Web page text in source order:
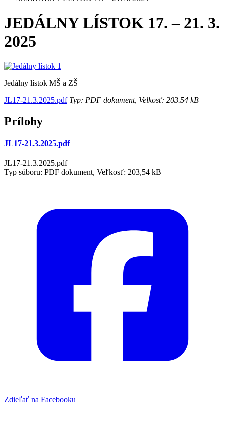
JEDÁLNY LÍSTOK 17. – 21. 3.
2025
Jedálny lístok MŠ a ZŠ
JL17-21.3.2025.pdfTyp: PDF dokument, Velkosť: 203.54 kB
Prílohy
JL17-21.3.2025.pdf
JL17-21.3.2025.pdf
Typ súboru: PDF dokument, Veľkosť: 203,54 kB
Zdieľať na Facebooku